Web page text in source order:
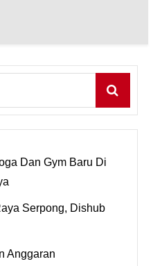
Dan Gym Baru Di
Serpong, Dishub
Anggaran